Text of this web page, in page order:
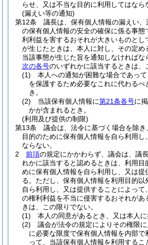
らせ、又は不当な目的に利用してはなら
(漏えい等の通知)
第12条
議長は、保有個人情報の漏えい
の保有個人情報の安全の確保に係る事態
利利益を害するおそれが大きいものとし
が生じたときは、本人に対し、その定め
当該事態が生じた旨を通知しなければな
次の各号のいずれかに該当するときは、
(1)
本人への通知が困難な場合であっ
を保護するため必要なこれに代わるべ
き。
(2)
当該保有個人情報に第21条各号に
かが含まれるとき。
(利用及び提供の制限)
第13条
議会は、法令に基づく場合を除
目的のために保有個人情報を自ら利用し
ならない。
2
前項の規定にかかわらず、議会は、議
れかに該当すると認めるときは、利用目
めに保有個人情報を自ら利用し、又は提
る。 ただし、保有個人情報を利用目的以
自ら利用し、又は提供することによって
の権利利益を不当に侵害するおそれがあ
きは、この限りでない。
(1)
本人の同意があるとき、又は本人に
(2)
議会が法令の規定によりその権限
に必要な限度で保有個人情報を内部で
って、当該保有個人情報を利用するこ